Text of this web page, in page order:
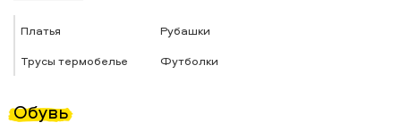
Платья
Рубашки
Трусы термобелье
Футболки
Обувь